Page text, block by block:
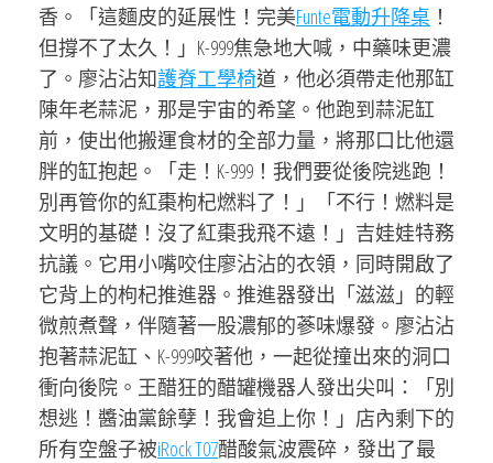
香。「這麵皮的延展性！完美Funte電動升降桌 ！
但撐不了太久！」K-999焦急地大喊，中藥味更濃
了。廖沾沾知護脊工學椅道，他必須帶走他那缸
陳年老蒜泥，那是宇宙的希望。他跑到蒜泥缸
前，使出他搬運食材的全部力量，將那口比他還
胖的缸抱起。「走！K-999！我們要從後院逃跑！
別再管你的紅棗枸杞燃料了！」「不行！燃料是
文明的基礎！沒了紅棗我飛不遠！」吉娃娃特務
抗議。它用小嘴咬住廖沾沾的衣領，同時開啟了
它背上的枸杞推進器。推進器發出「滋滋」的輕
微煎煮聲，伴隨著一股濃郁的蔘味爆發。廖沾沾
抱著蒜泥缸、K-999咬著他，一起從撞出來的洞口
衝向後院。王醋狂的醋罐機器人發出尖叫：「別
想逃！醬油黨餘孽！我會追上你！」店內剩下的
所有空盤子被iRock T07醋酸氣波震碎，發出了最